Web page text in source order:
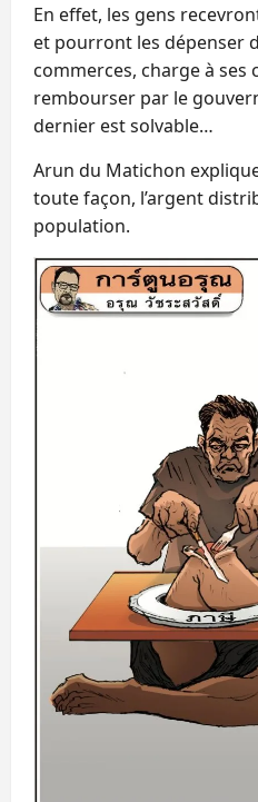
En effet, les gens
et pourront les dépenser
commerces, charge à ses
rembourser par le
dernier est solvable…
Arun du Matichon
toute façon, l’argent
population.